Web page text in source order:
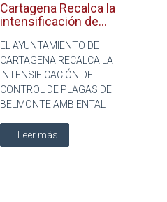
Cartagena Recalca la
intensificación de...
EL AYUNTAMIENTO DE
CARTAGENA RECALCA LA
INTENSIFICACIÓN DEL
CONTROL DE PLAGAS DE
BELMONTE AMBIENTAL
... Leer más.